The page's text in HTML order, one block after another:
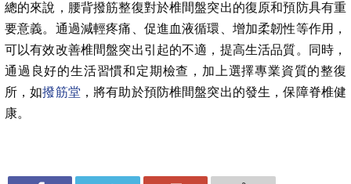
總的來說，腰背撥筋整復對於椎間盤突出的復原和預防具有重
要意義。通過減輕疼痛、促進血液循環、增加柔韌性等作用，
可以有效改善椎間盤突出引起的不適，提高生活品質。同時，
通過良好的生活習慣和定期檢查，加上選擇專業資質的整復
所，如撥筋堂 ，將有助於預防椎間盤突出的發生，保障脊椎健
康。